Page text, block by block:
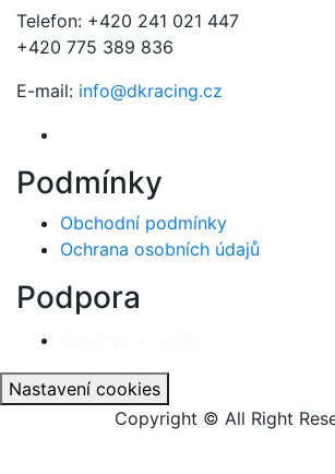
Telefon: +420 241 021 447
+420 775 389 836
E-mail: info@dkracing.cz
Podmínky
Obchodní podmínky
Ochrana osobních údajů
Podpora
Nastavení cookies
Copyright © All Right